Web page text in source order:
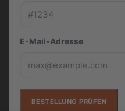
E-Mail-Adresse
BESTELLUNG PRÜFEN